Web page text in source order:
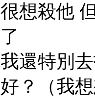
想殺他
還特別
？（我